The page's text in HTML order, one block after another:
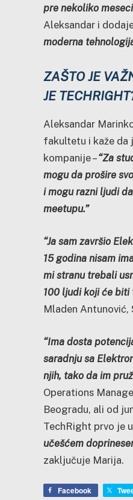
pre nekoliko
Aleksandar i
moderna
ZAŠTO JE
JE
Aleksandar
fakultetu i kaže da
kompanije –“Za
mogu da prošire
i mogu razni ljudi
meetupu.”
“Ja sam završio
15 godina nisam
mi stranu trebali
100 ljudi koji će biti
Mladen Antunović,
“Ima dosta
saradnju sa
njih, tako da im
Operations
Beogradu, ali od
TechRight prvo je
učešćem
zaključuje Marija.
Facebook